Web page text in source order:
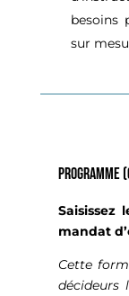
besoins
sur
Programme
Saisissez
mandat
Cette
décideurs